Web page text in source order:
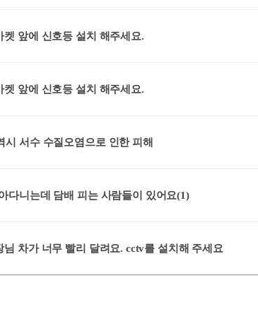
앞에 신호등 설치 해주세요.
앞에 신호등 설치 해주세요.
시 서수 수질오염으로 인한 피해
다니는데 담배 피는 사람들이 있어요(1)
차가 너무 빨리 달려요. cctv를 설치해 주세요